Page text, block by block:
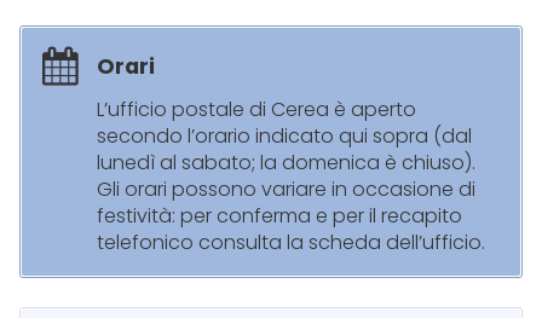
Orari
L’ufficio postale di Cerea è aperto
secondo l’orario indicato qui sopra (dal
lunedì al sabato; la domenica è chiuso).
Gli orari possono variare in occasione di
festività: per conferma e per il recapito
telefonico consulta la scheda dell’ufficio.